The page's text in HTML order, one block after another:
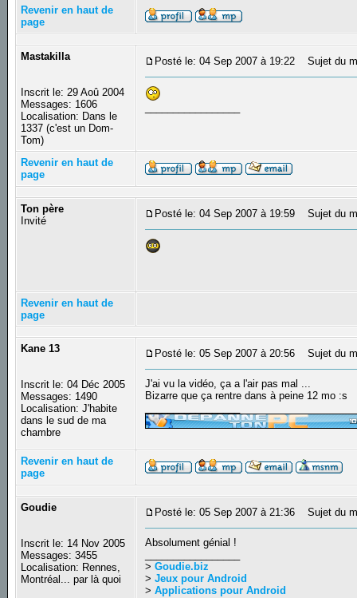
Revenir en haut de
page
Mastakilla
Inscrit le: 29 Aoû 2004
Messages: 1606
Localisation: Dans le
1337 (c'est un Dom-
Tom)
Posté le: 04 Sep 2007 à 19:22 Sujet du
Revenir en haut de
page
Ton père
Invité
Posté le: 04 Sep 2007 à 19:59 Sujet du
Revenir en haut de
page
Kane 13
Inscrit le: 04 Déc 2005
Messages: 1490
Localisation: J'habite
dans le sud de ma
chambre
Posté le: 05 Sep 2007 à 20:56 Sujet du
J'ai vu la vidéo, ça a l'air pas mal ...
Bizarre que ça rentre dans à peine 12 mo :s
Revenir en haut de
page
Goudie
Inscrit le: 14 Nov 2005
Messages: 3455
Localisation: Rennes,
Montréal... par là quoi
Posté le: 05 Sep 2007 à 21:36 Sujet du
Absolument génial !
>Goudie.biz
>Jeux pour Android
>Applications pour Android